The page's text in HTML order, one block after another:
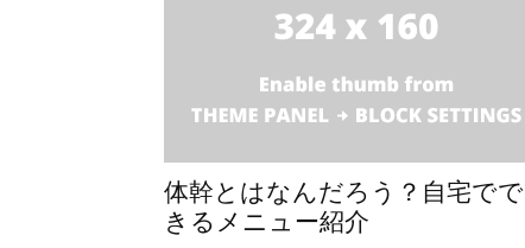
体幹とはなんだろう？自宅でで
きるメニュー紹介